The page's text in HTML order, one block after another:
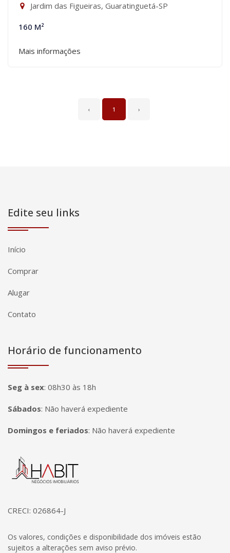
Jardim das Figueiras, Guaratinguetá-SP
160 M²
Mais informações
‹ 1 ›
Edite seu links
Início
Comprar
Alugar
Contato
Horário de funcionamento
Seg à sex: 08h30 às 18h
Sábados: Não haverá expediente
Domingos e feriados: Não haverá expediente
Página inicial
CRECI: 026864-J
Os valores, condições e disponibilidade dos imóveis estão
sujeitos a alterações sem aviso prévio.